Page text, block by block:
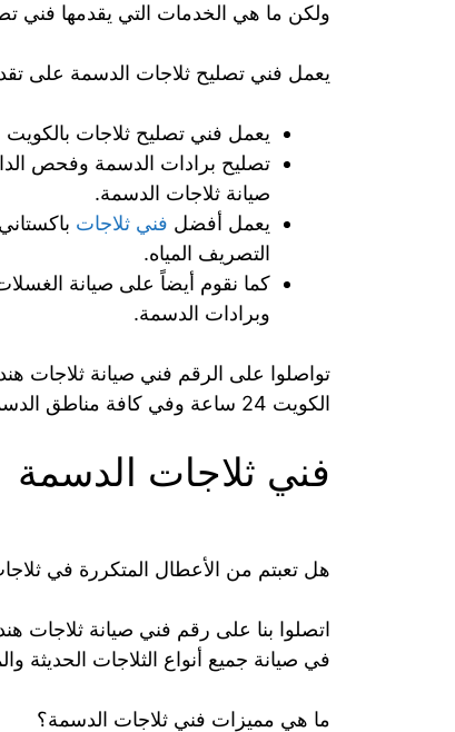
ولكن ما هي الخدمات التي يقدمها فني
يعمل فني تصليح ثلاجات الدسمة على
يعمل فني تصليح ثلاجات
تصليح برادات الدسمة وفحص
صيانة ثلاجات الدسمة.
يعمل أفضل فني ثلاجات
التصريف المياه.
كما نقوم أيضاً على صيانة
وبرادات الدسمة.
الكويت 24 ساعة وفي كافة مناطق الدسمة وضواحيها.
فني ثلاجات الدسمة
هل تعبتم من الأعطال المتكررة في
اتصلوا بنا على رقم فني صيانة
في صيانة جميع أنواع الثلاجات الحديثة
ما هي مميزات فني ثلاجات الدسمة؟